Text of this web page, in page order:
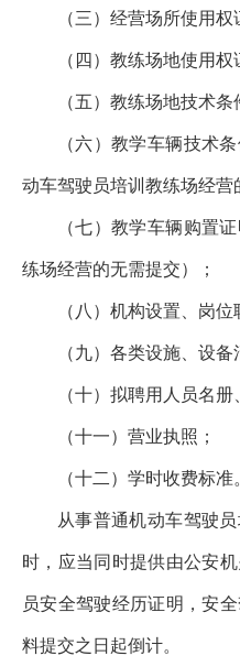
（三）经营场所使用
（四）教练场地使用
（五）教练场地技术条
（六）教学车辆技术
动车驾驶员培训教练场经营
（七）教学车辆购置
练场经营的无需提交）；
（八）机构设置、岗
（九）各类设施、设备
（十）拟聘用人员名册
（十一）营业执照；
（十二）学时收费标准
从事普通机动车驾驶
时，应当同时提供由公安
员安全驾驶经历证明，安
料提交之日起倒计。